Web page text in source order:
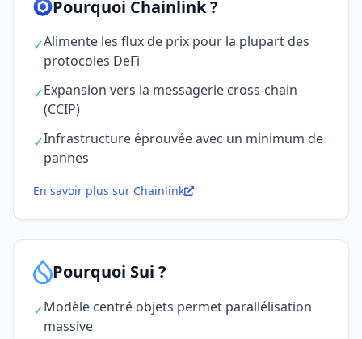
Pourquoi Chainlink ?
✓Alimente les flux de prix pour la plupart des
protocoles DeFi
✓Expansion vers la messagerie cross-chain
(CCIP)
✓Infrastructure éprouvée avec un minimum de
pannes
En savoir plus sur Chainlink
Pourquoi Sui ?
✓Modèle centré objets permet parallélisation
massive